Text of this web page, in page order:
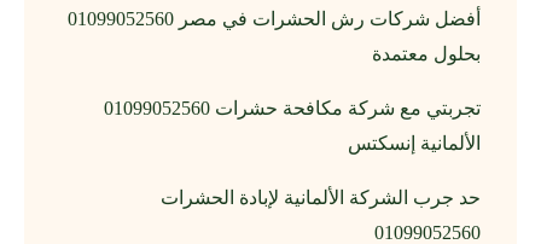
أفضل شركات رش الحشرات في مصر 01099052560
بحلول معتمدة
تجربتي مع شركة مكافحة حشرات 01099052560
الألمانية إنسكتس
حد جرب الشركة الألمانية لإبادة الحشرات
01099052560